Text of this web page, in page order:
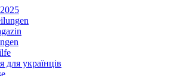
для українців